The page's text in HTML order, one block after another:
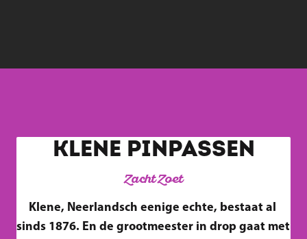
KLENE PINPASSEN
Zacht Zoet
Klene, Neerlandsch eenige echte, bestaat al
sinds 1876. En de grootmeester in drop gaat met